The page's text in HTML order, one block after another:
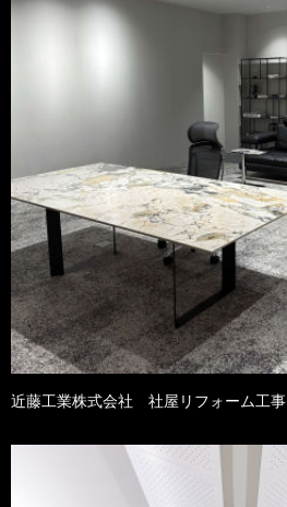
近藤工業株式会社 社屋リフォーム工事